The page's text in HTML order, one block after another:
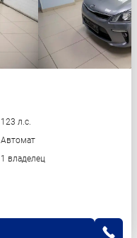
123 л.с.
Автомат
1 владелец